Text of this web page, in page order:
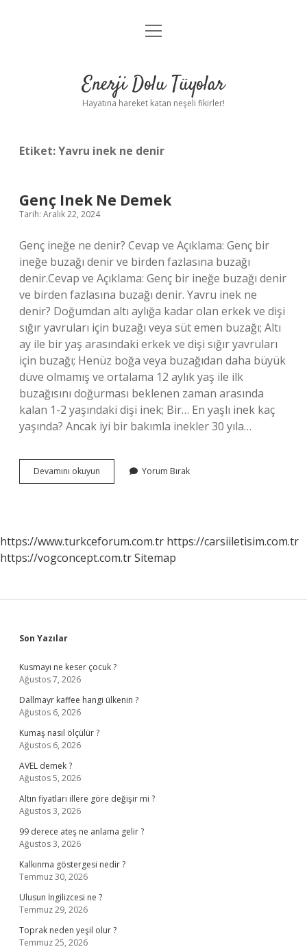
Anasayfa
Yasal Uyarı
menüyü
Enerji Dolu Tüyolar
Hayatına hareket katan neşeli fikirler!
Etiket:Yavru inek ne denir
Genç Inek Ne Demek
Tarih: Aralık 22, 2024
Genç ineğe ne denir? Cevap ve Açıklama: Genç bir
ineğe buzağı denir ve birden fazlasına buzağı
denir.Cevap ve Açıklama: Genç bir ineğe buzağı denir
ve birden fazlasına buzağı denir. Yavru inek ne
denir? Doğumdan altı aylığa kadar olan erkek ve dişi
sığır yavruları için buzağı veya süt emen buzağı; Altı
ay ile bir yaş arasındaki erkek ve dişi sığır yavruları
için buzağı; Henüz boğa veya buzağıdan daha büyük
düve olmamış ve ortalama 12 aylık yaş ile ilk
buzağısını doğurması beklenen zaman arasında
kalan 1-2 yaşındaki dişi inek; Bir… En yaşlı inek kaç
yaşında? Ancak iyi bir bakımla inekler 30 yıla…
Devamını okuyun
Inek
Yorum Bırak
https://www.turkceforum.com.tr https://carsiiletisim.com.tr
https://vogconcept.com.trSitemap
Sidebar
Son Yazılar
Kusmayı ne keser çocuk ?
Ağustos 7, 2026
Dallmayr kaffee hangi ülkenin ?
Ağustos 6, 2026
Kumaş nasıl ölçülür ?
Ağustos 6, 2026
AVEL demek ?
Ağustos 5, 2026
Altın fiyatları illere göre değişir mi ?
Ağustos 3, 2026
99 derece ateş ne anlama gelir ?
Ağustos 3, 2026
Kalkınma göstergesi nedir ?
Temmuz 30, 2026
Ulusun İngilizcesi ne ?
Temmuz 29, 2026
Toprak neden yeşil olur ?
Temmuz 25, 2026